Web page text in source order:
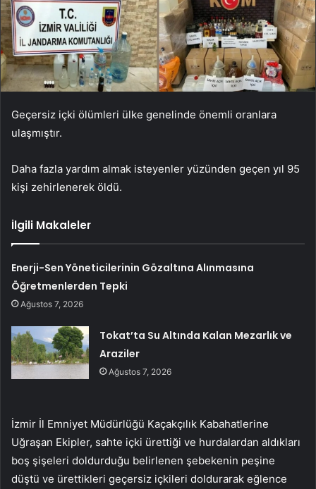
Geçersiz içki ölümleri ülke genelinde önemli oranlara
ulaşmıştır.
Daha fazla yardım almak isteyenler yüzünden geçen yıl 95
kişi zehirlenerek öldü.
İlgili Makaleler
Enerji-Sen Yöneticilerinin Gözaltına Alınmasına
Öğretmenlerden Tepki
Ağustos 7, 2026
Tokat’ta Su Altında Kalan Mezarlık ve
Araziler
Ağustos 7, 2026
İzmir İl Emniyet Müdürlüğü Kaçakçılık Kabahatlerine
Uğraşan Ekipler, sahte içki ürettiği ve hurdalardan aldıkları
boş şişeleri doldurduğu belirlenen şebekenin peşine
düştü ve ürettikleri geçersiz içkileri doldurarak eğlence